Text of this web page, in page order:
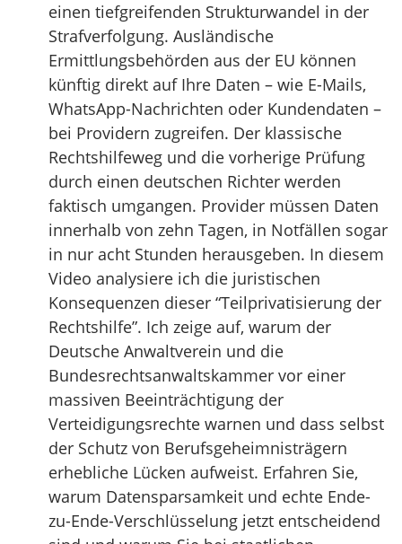
einen tiefgreifenden Strukturwandel in der
Strafverfolgung. Ausländische
Ermittlungsbehörden aus der EU können
künftig direkt auf Ihre Daten – wie E-Mails,
WhatsApp-Nachrichten oder Kundendaten –
bei Providern zugreifen. Der klassische
Rechtshilfeweg und die vorherige Prüfung
durch einen deutschen Richter werden
faktisch umgangen. Provider müssen Daten
innerhalb von zehn Tagen, in Notfällen sogar
in nur acht Stunden herausgeben. In diesem
Video analysiere ich die juristischen
Konsequenzen dieser “Teilprivatisierung der
Rechtshilfe”. Ich zeige auf, warum der
Deutsche Anwaltverein und die
Bundesrechtsanwaltskammer vor einer
massiven Beeinträchtigung der
Verteidigungsrechte warnen und dass selbst
der Schutz von Berufsgeheimnisträgern
erhebliche Lücken aufweist. Erfahren Sie,
warum Datensparsamkeit und echte Ende-
zu-Ende-Verschlüsselung jetzt entscheidend